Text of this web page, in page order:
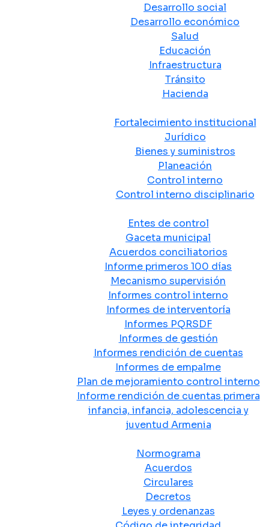
Desarrollo social
Desarrollo económico
Salud
Educación
Infraestructura
Tránsito
Hacienda
Fortalecimiento institucional
Jurídico
Bienes y suministros
Planeación
Control interno
Control interno disciplinario
Entes de control
Gaceta municipal
Acuerdos conciliatorios
Informe primeros 100 días
Mecanismo supervisión
Informes control interno
Informes de interventoría
Informes PQRSDF
Informes de gestión
Informes rendición de cuentas
Informes de empalme
Plan de mejoramiento control interno
Informe rendición de cuentas primera
infancia, infancia, adolescencia y
juventud Armenia
Normograma
Acuerdos
Circulares
Decretos
Leyes y ordenanzas